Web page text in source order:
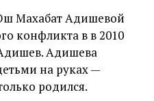
Махабат Адишевой
конфликта в в 2010
Адишева
на руках —
родился.